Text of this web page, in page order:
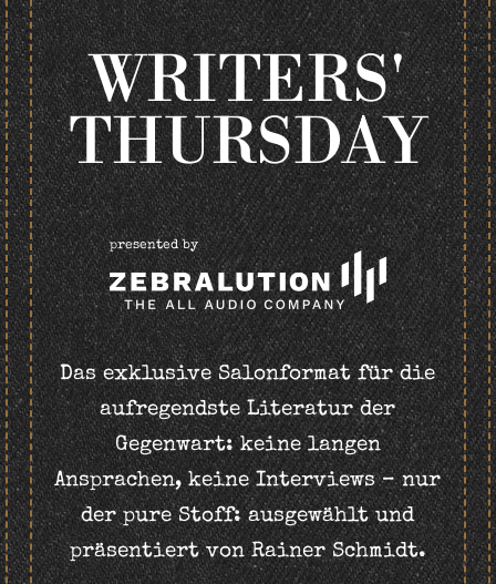
WRITERS'
THURSDAY
presented by
Das exklusive Salonformat für die
aufregendste Literatur der
Gegenwart: keine langen
Ansprachen, keine Interviews – nur
der pure Stoff: ausgewählt und
präsentiert von Rainer Schmidt.